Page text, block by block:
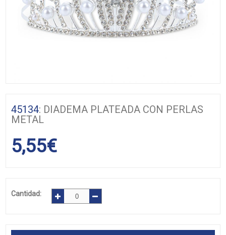
45134: DIADEMA PLATEADA CON PERLAS
METAL
5,55€
Cantidad: